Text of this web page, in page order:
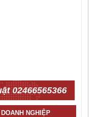
02466565366
NGHIỆP